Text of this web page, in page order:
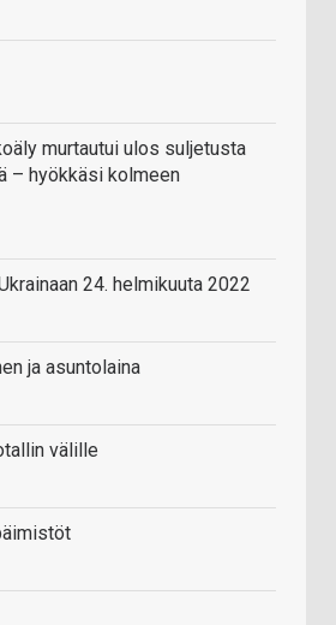
murtautui ulos suljetusta
– hyökkäsi kolmeen
24. helmikuuta 2022
ja asuntolaina
välille